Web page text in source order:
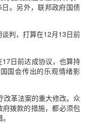
。另外，联邦政府国债
判，打算在12月13日前
日前达成协议，也算持
国会传出的乐观情绪影
改革法案的重大修改。众
拨款的措施，都必须包